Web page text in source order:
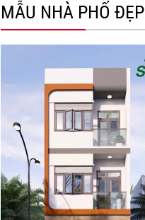
MẪU NHÀ PHỐ ĐẸP